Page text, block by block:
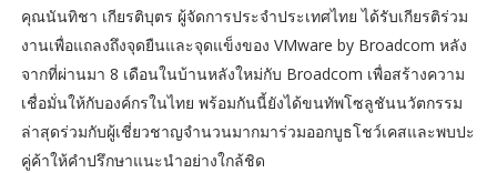
คุณนันทิชา เกียรติบุตร ผู้จัดการประจำประเทศไทย ได้รับเกียรติร่วม
งานเพื่อแถลงถึงจุดยืนและจุดแข็งของ VMware by Broadcom หลัง
จากที่ผ่านมา 8 เดือนในบ้านหลังใหม่กับ Broadcom เพื่อสร้างความ
เชื่อมั่นให้กับองค์กรในไทย พร้อมกันนี้ยังได้ขนทัพโซลูชันนวัตกรรม
ล่าสุดร่วมกับผู้เชี่ยวชาญจำนวนมากมาร่วมออกบูธโชว์เคสและพบปะ
คู่ค้าให้คำปรึกษาแนะนำอย่างใกล้ชิด